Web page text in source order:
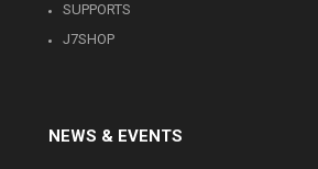
SUPPORTS
J7SHOP
NEWS & EVENTS